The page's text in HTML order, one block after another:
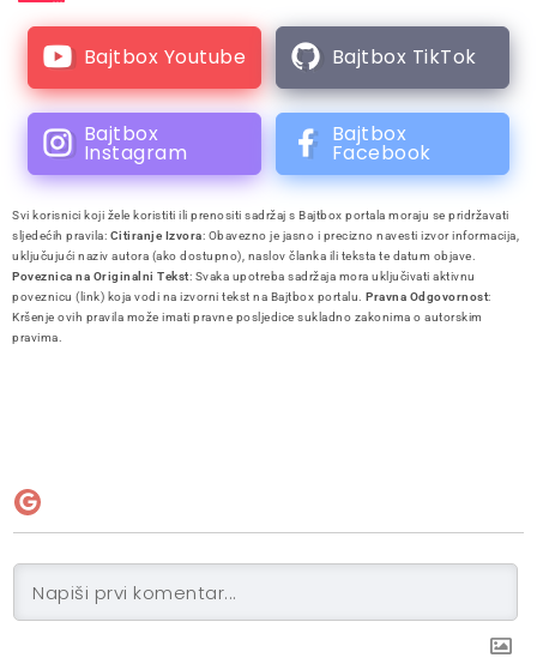
Bajtbox Youtube Bajtbox TikTok
Bajtbox
Instagram
Bajtbox
Facebook
Svi korisnici koji žele koristiti ili prenositi sadržaj s Bajtbox portala moraju se pridržavati
sljedećih pravila: Citiranje Izvora: Obavezno je jasno i precizno navesti izvor informacija,
uključujući naziv autora (ako dostupno), naslov članka ili teksta te datum objave.
Poveznica na Originalni Tekst: Svaka upotreba sadržaja mora uključivati aktivnu
poveznicu (link) koja vodi na izvorni tekst na Bajtbox portalu. Pravna Odgovornost:
Kršenje ovih pravila može imati pravne posljedice sukladno zakonima o autorskim
pravima.